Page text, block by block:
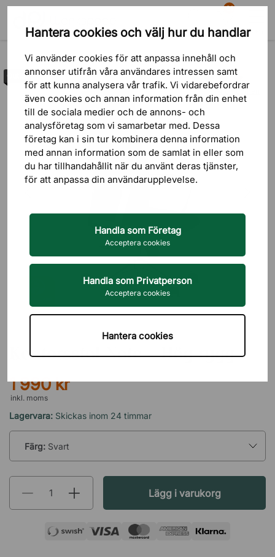
Hantera cookies och välj hur du handlar
Vi använder cookies för att anpassa innehåll och
annonser utifrån våra användares intressen samt
för att kunna analysera vår trafik. Vi vidarebefordrar
även cookies och annan information från din enhet
till de sociala medier och de annons- och
analysföretag som vi samarbetar med. Dessa
företag kan i sin tur kombinera denna information
med annan information som de samlat in eller som
du har tillhandahållit när du använt deras tjänster,
för att anpassa din användarupplevelse.
Handla som Företag
Acceptera cookies
Handla som Privatperson
Acceptera cookies
Hantera cookies
Sök
81
Varukorg Meny
4 omdömen
Outlet
Kontorsstol Note - Hög rygg
1 990 kr
inkl. moms
Lagervara: Skickas inom 24 timmar
Färg: Svart
Lägg i varukorg